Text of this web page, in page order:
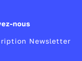
nous
Newsletter